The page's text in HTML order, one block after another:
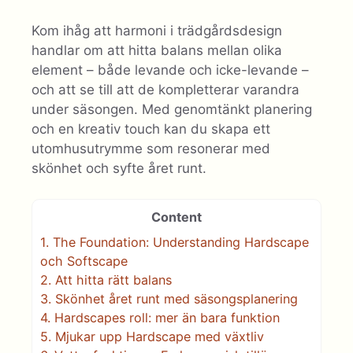
Kom ihåg att harmoni i trädgårdsdesign
handlar om att hitta balans mellan olika
element – både levande och icke-levande –
och att se till att de kompletterar varandra
under säsongen. Med genomtänkt planering
och en kreativ touch kan du skapa ett
utomhusutrymme som resonerar med
skönhet och syfte året runt.
Content
1. The Foundation: Understanding Hardscape
och Softscape
2. Att hitta rätt balans
3. Skönhet året runt med säsongsplanering
4. Hardscapes roll: mer än bara funktion
5. Mjukar upp Hardscape med växtliv